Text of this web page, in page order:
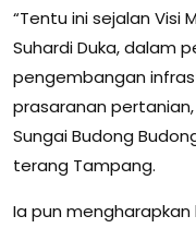
“Tentu ini sejalan Visi
Suhardi Duka, dalam
pengembangan
prasaranan
Sungai Budong
terang Tampang.
Ia pun